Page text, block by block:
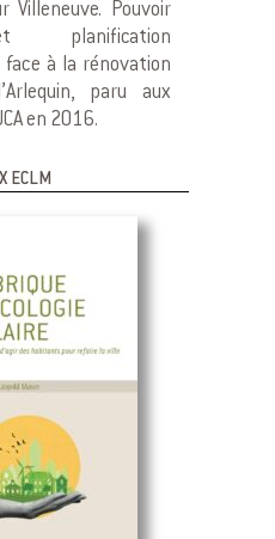
Villeneuve. Pouvoir
planification
face à la rénovation
paru aux
en 2016.
ECLM